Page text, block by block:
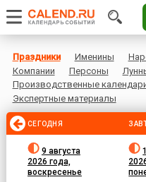
Праздники Именины
Компании
Персоны
Производственные
Экспертные материалы
СЕГОДНЯ
9 августа
2026 года,
воскресенье